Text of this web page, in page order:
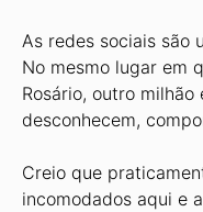
As redes sociais são
No mesmo lugar em
Rosário, outro
desconhecem,
Creio que
incomodados aqui e